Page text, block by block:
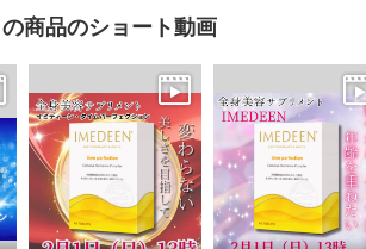
の商品のショート動画